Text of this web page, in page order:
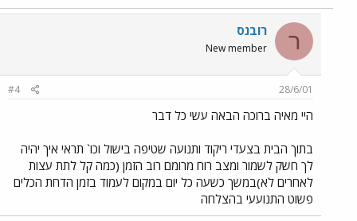
ר רובנס
New member
28/6/01
#4
היי מאיה ברוכה הבאה עשי כל דבר
בתוך הבית בצעדי ריקוד ותנועה שטיפה בישול וכו` תראי איך יהיה
לך חשק לשמור ומצב רוח מרומם רוב הזמן (כמה קל לתת עצות
לאחרים לא)במשך כשעה כל יום במקום לעמוד בזמן הדחת הכלים
פשוט התנועעי בהצלחה